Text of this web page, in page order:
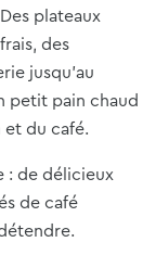
plateaux
des
jusqu'au
petit pain chaud
et du café.
: de délicieux
de café